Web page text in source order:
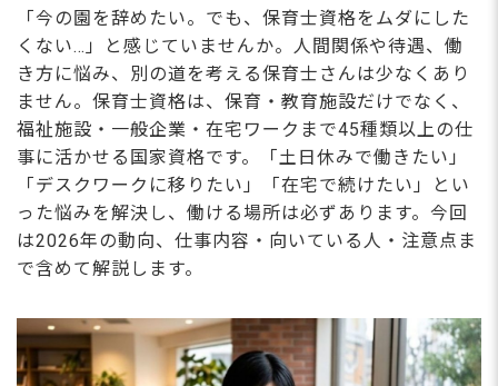
「今の園を辞めたい。でも、保育士資格をムダにした
くない…」と感じていませんか。人間関係や待遇、働
き方に悩み、別の道を考える保育士さんは少なくあり
ません。保育士資格は、保育・教育施設だけでなく、
福祉施設・一般企業・在宅ワークまで45種類以上の仕
事に活かせる国家資格です。「土日休みで働きたい」
「デスクワークに移りたい」「在宅で続けたい」とい
った悩みを解決し、働ける場所は必ずあります。今回
は2026年の動向、仕事内容・向いている人・注意点ま
で含めて解説します。